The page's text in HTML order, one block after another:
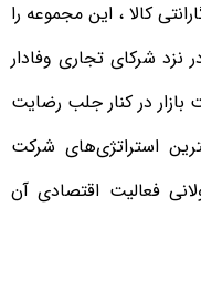
کالا ، این مجموعه را
نزد شرکای تجاری وفادار
در کنار جلب رضایت
استراتژی‌های شرکت
فعالیت اقتصادی آن